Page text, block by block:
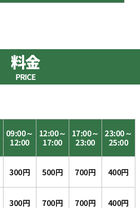
料金
PRICE
09:00～
12:00
12:00～
17:00
17:00～
23:00
23:00～
25:00
300円 500円 700円 400円
300円 700円 700円 400円